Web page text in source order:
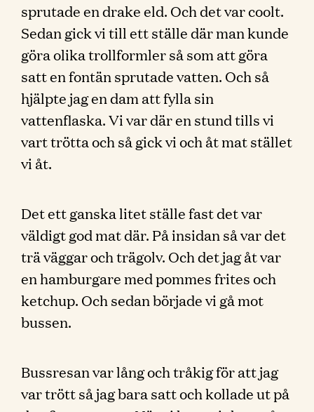
sprutade en drake eld. Och det var coolt.
Sedan gick vi till ett ställe där man kunde
göra olika trollformler så som att göra
satt en fontän sprutade vatten. Och så
hjälpte jag en dam att fylla sin
vattenflaska. Vi var där en stund tills vi
vart trötta och så gick vi och åt mat stället
vi åt.
Det ett ganska litet ställe fast det var
väldigt god mat där. På insidan så var det
trä väggar och trägolv. Och det jag åt var
en hamburgare med pommes frites och
ketchup. Och sedan började vi gå mot
bussen.
Bussresan var lång och tråkig för att jag
var trött så jag bara satt och kollade ut på